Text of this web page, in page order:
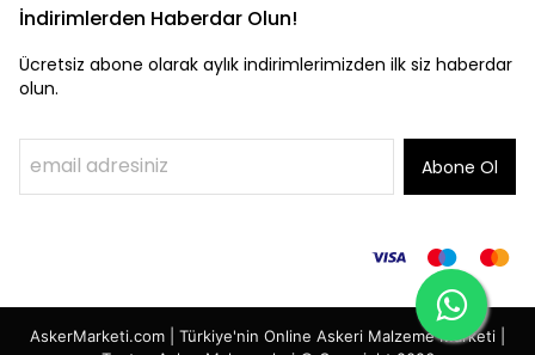
İndirimlerden Haberdar Olun!
Ücretsiz abone olarak aylık indirimlerimizden ilk siz haberdar
olun.
Abone Ol
AskerMarketi.com | Türkiye'nin Online Askeri Malzeme Marketi |